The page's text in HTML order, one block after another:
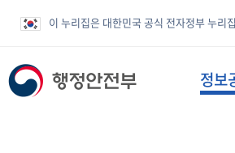
이 누리집은 대한민국 공식 전자정부 누리
정보